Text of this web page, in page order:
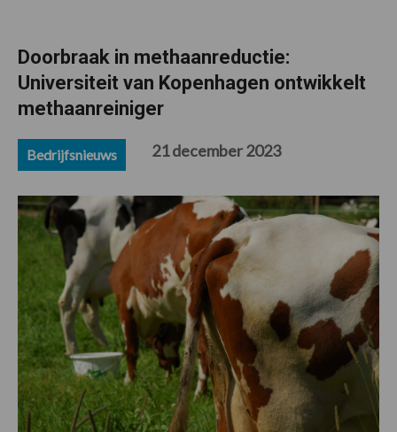
Doorbraak in methaanreductie:
Universiteit van Kopenhagen ontwikkelt
methaanreiniger
Bedrijfsnieuws 21 december 2023